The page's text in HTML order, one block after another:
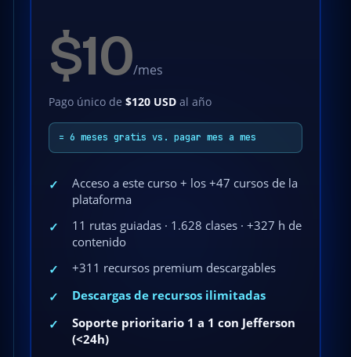
$10/mes
Pago único de $120 USDal año
= 6 meses gratis vs. pagar mes a mes
✓
Acceso a este curso + los +47 cursos de la
plataforma
✓
11 rutas guiadas · 1.628 clases · +327 h de
contenido
✓
+311 recursos premium descargables
✓
Descargas de recursos ilimitadas
✓
Soporte prioritario 1 a 1 con Jefferson
(<24h)